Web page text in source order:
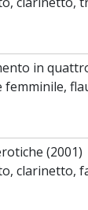
in
femminile,
(2001)
clarinetto,